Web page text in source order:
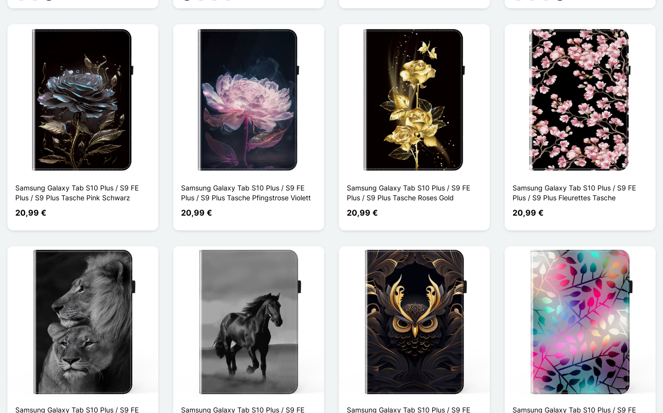
Samsung Galaxy Tab S10 Plus / S9 FE
Plus / S9 Plus Tasche Pink Schwarz
20,99 €
Samsung Galaxy Tab S10 Plus / S9 FE
Plus / S9 Plus Tasche Pfingstrose Violett
20,99 €
Samsung Galaxy Tab S10 Plus / S9 FE
Plus / S9 Plus Tasche Roses Gold
20,99 €
Samsung Galaxy Tab S10 Plus / S9 FE
Plus / S9 Plus Fleurettes Tasche
20,99 €
Samsung Galaxy Tab S10 Plus / S9 FE Samsung Galaxy Tab S10 Plus / S9 FE Samsung Galaxy Tab S10 Plus / S9 FE Samsung Galaxy Tab S10 Plus / S9 FE